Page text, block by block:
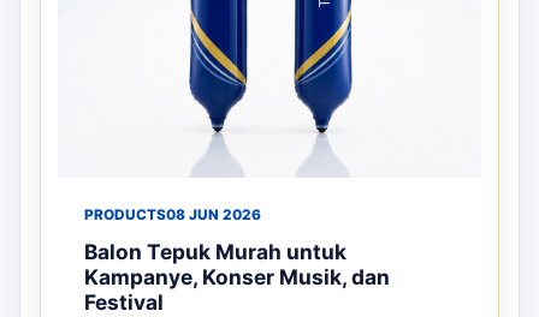
PRODUCTS08 JUN 2026
Balon Tepuk Murah untuk
Kampanye, Konser Musik, dan
Festival